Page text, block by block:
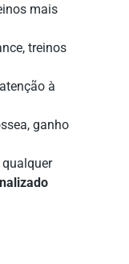
mais
treinos
à
ganho